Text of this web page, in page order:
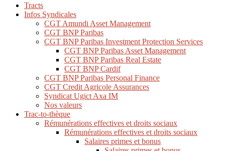
Tracts
Infos Syndicales
CGT Amundi Asset Management
CGT BNP Paribas
CGT BNP Paribas Investment Protection Services
CGT BNP Paribas Asset Management
CGT BNP Paribas Real Estate
CGT BNP Cardif
CGT BNP Paribas Personal Finance
CGT Credit Agricole Assurances
Syndicat Ugict Axa IM
Nos valeurs
Trac-to-thèque
Rémunérations effectives et droits sociaux
Rémunérations effectives et droits sociaux
Salaires primes et bonus